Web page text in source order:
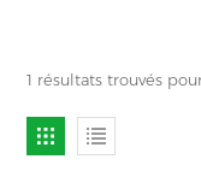
1 résultats trouvés